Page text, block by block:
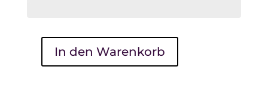
Twilight
In den Warenkorb